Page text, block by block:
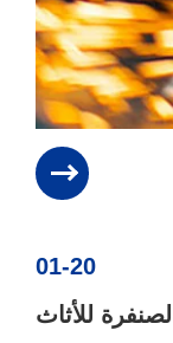
01-20
للأثاث